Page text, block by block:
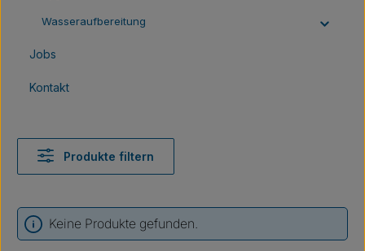
Wasseraufbereitung
Jobs
Kontakt
Produkte filtern
Keine Produkte gefunden.